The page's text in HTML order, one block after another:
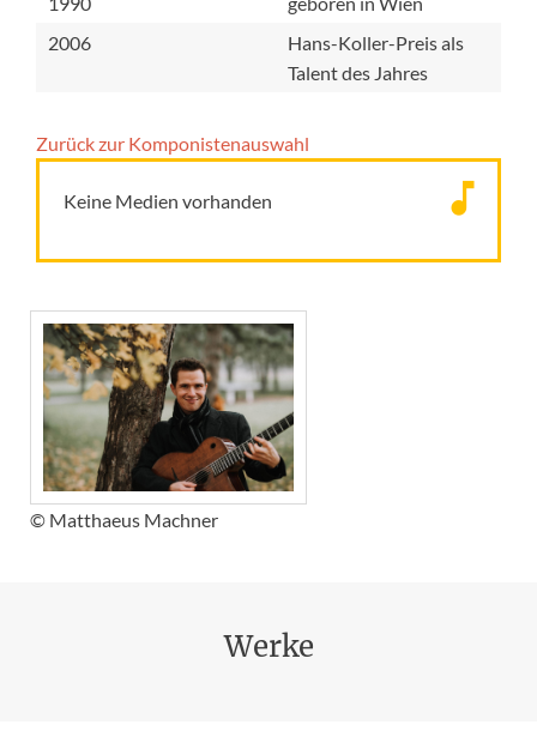
2006
Hans-Koller-Preis als
Talent des Jahres
Zurück zur Komponisten­auswahl
Keine Medien vorhanden
© Matthaeus Machner
Werke